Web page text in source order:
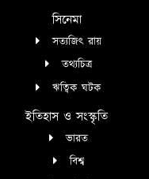
সিনেমা
সত্যজিৎ রায়
তথ্যচিত্র
ঋত্বিক ঘটক
ইতিহাস ও সংস্কৃতি
ভারত
বিশ্ব